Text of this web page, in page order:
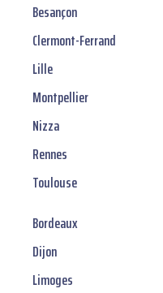
Besançon
Clermont-Ferrand
Lille
Montpellier
Nizza
Rennes
Toulouse
Bordeaux
Dijon
Limoges